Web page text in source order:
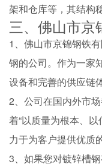
架和仓库等，其结构
三、佛山市京
1、佛山市京锦钢铁
钢的公司。作为一家
设备和完善的供应链
2、公司在国内外市
着“以质量为根本、
力于为客户提供优质
3、如果您对镀锌槽